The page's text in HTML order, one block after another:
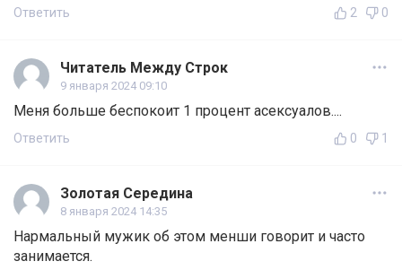
Ответить 2 0
Читатель Между Строк
9 января 2024 09:10
Меня больше беспокоит 1 процент асексуалов....
Ответить 0 1
Золотая Середина
8 января 2024 14:35
Нармальный мужик об этом менши говорит и часто
занимается.